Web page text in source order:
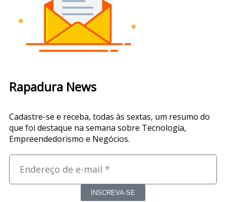
Rapadura News
Cadastre-se e receba, todas às sextas, um resumo do
que foi destaque na semana sobre Tecnologia,
Empreendedorismo e Negócios.
INSCREVA-SE